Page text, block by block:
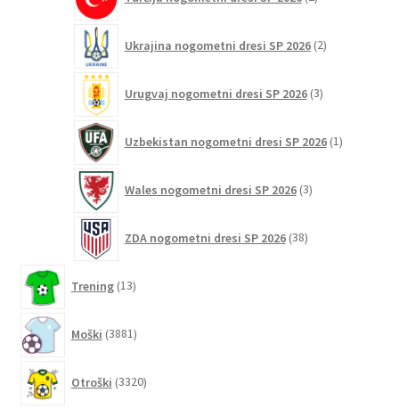
izdelka
Ukrajina nogometni dresi SP 2026 2izdelka
Urugvaj nogometni dresi SP 2026 3izdelki
Uzbekistan nogometni dresi SP 2026 1izdelek
Wales nogometni dresi SP 2026 3izdelki
ZDA nogometni dresi SP 2026 38izdelkov
Trening 13izdelkov
Moški 3881izdelkov
Otroški 3320izdelkov